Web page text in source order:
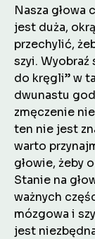
Nasza głowa
jest duża,
przechylić,
szyi. Wyobraź
do kręgli” w
dwunastu
zmęczenie
ten nie jest
warto
głowie, żeby
Stanie na
ważnych
mózgowa i
jest